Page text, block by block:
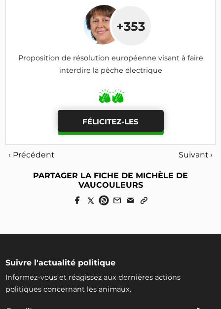
+353
Proposition de résolution européenne visant à faire
interdire la pêche électrique
FÉLICITEZ-LES
‹ Précédent Suivant ›
PARTAGER LA FICHE DE MICHÈLE DE
VAUCOULEURS
Suivre l'actualité politique
Informez-vous et réagissez aux dernières actions
politiques concernant les animaux.